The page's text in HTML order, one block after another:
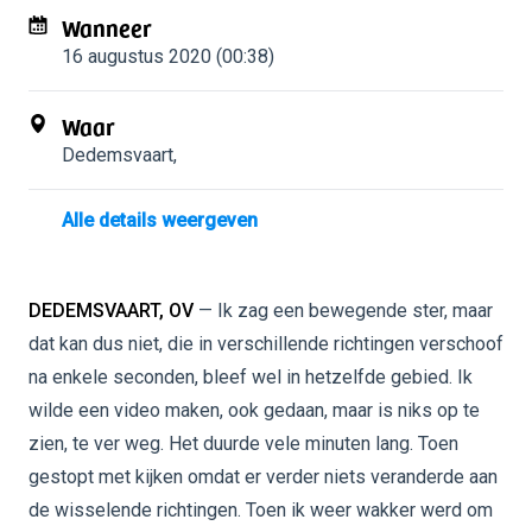
Wanneer
16 augustus 2020 (00:38)
Waar
Dedemsvaart,
Alle details weergeven
DEDEMSVAART, OV — Ik zag een bewegende ster, maar
dat kan dus niet, die in verschillende richtingen verschoof
na enkele seconden, bleef wel in hetzelfde gebied. Ik
wilde een video maken, ook gedaan, maar is niks op te
zien, te ver weg. Het duurde vele minuten lang. Toen
gestopt met kijken omdat er verder niets veranderde aan
de wisselende richtingen. Toen ik weer wakker werd om